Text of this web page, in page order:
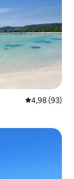
Évaluation
4,98 (93)